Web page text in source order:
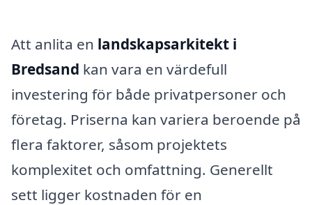
Att anlita en landskapsarkitekt i
Bredsand kan vara en värdefull
investering för både privatpersoner och
företag. Priserna kan variera beroende på
flera faktorer, såsom projektets
komplexitet och omfattning. Generellt
sett ligger kostnaden för en